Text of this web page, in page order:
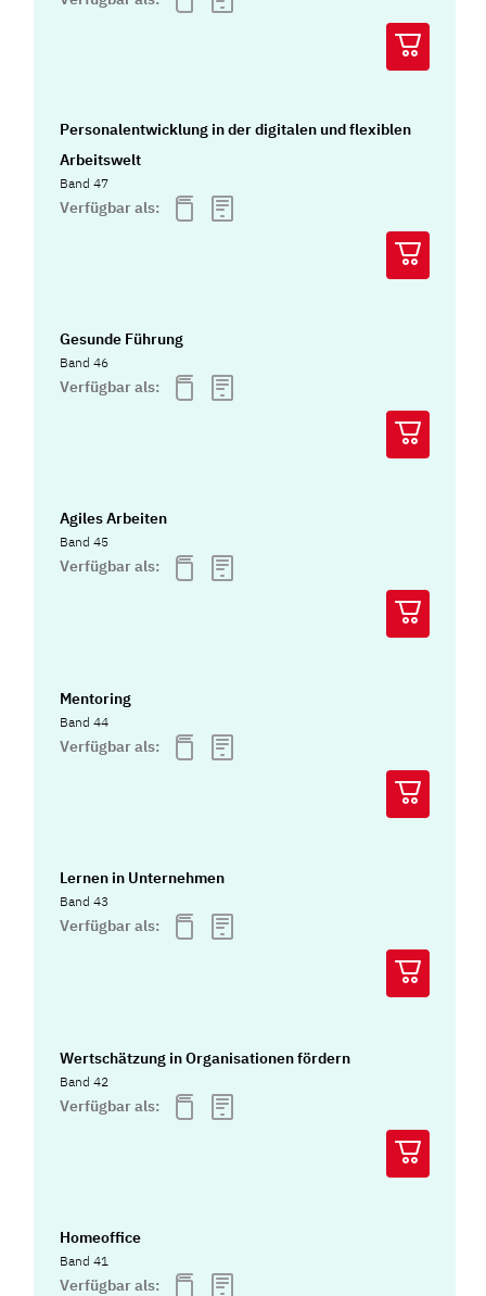
Personalentwicklung in der digitalen und flexiblen
Arbeitswelt
Band 47
Verfügbar als:
Gesunde Führung
Band 46
Verfügbar als:
Agiles Arbeiten
Band 45
Verfügbar als:
Mentoring
Band 44
Verfügbar als:
Lernen in Unternehmen
Band 43
Verfügbar als:
Wertschätzung in Organisationen fördern
Band 42
Verfügbar als:
Homeoffice
Band 41
Verfügbar als: